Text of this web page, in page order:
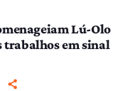
Lú-Olo
trabalhos em sinal